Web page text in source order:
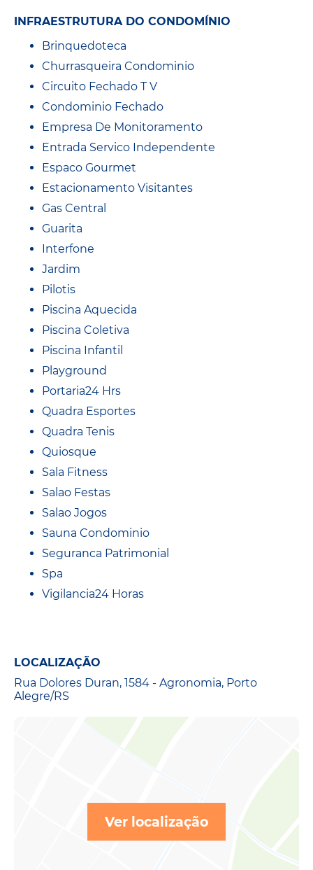
INFRAESTRUTURA DO CONDOMÍNIO
Brinquedoteca
Churrasqueira Condominio
Circuito Fechado T V
Condominio Fechado
Empresa De Monitoramento
Entrada Servico Independente
Espaco Gourmet
Estacionamento Visitantes
Gas Central
Guarita
Interfone
Jardim
Pilotis
Piscina Aquecida
Piscina Coletiva
Piscina Infantil
Playground
Portaria24 Hrs
Quadra Esportes
Quadra Tenis
Quiosque
Sala Fitness
Salao Festas
Salao Jogos
Sauna Condominio
Seguranca Patrimonial
Spa
Vigilancia24 Horas
LOCALIZAÇÃO
Rua Dolores Duran, 1584 - Agronomia, Porto
Alegre/RS
Ver localização